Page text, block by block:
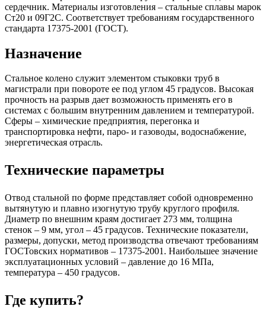
сердечник. Материалы изготовления – стальные сплавы марок
Ст20 и 09Г2С. Соответствует требованиям государственного
стандарта 17375-2001 (ГОСТ).
Назначение
Стальное колено служит элементом стыковки труб в
магистрали при повороте ее под углом 45 градусов. Высокая
прочность на разрыв дает возможность применять его в
системах с большим внутренним давлением и температурой.
Сферы – химические предприятия, перегонка и
транспортировка нефти, паро- и газоводы, водоснабжение,
энергетическая отрасль.
Технические параметры
Отвод стальной по форме представляет собой одновременно
вытянутую и плавно изогнутую трубу круглого профиля.
Диаметр по внешним краям достигает 273 мм, толщина
стенок – 9 мм, угол – 45 градусов. Технические показатели,
размеры, допуски, метод производства отвечают требованиям
ГОСТовских нормативов – 17375-2001. Наибольшее значение
эксплуатационных условий – давление до 16 МПа,
температура – 450 градусов.
Где купить?